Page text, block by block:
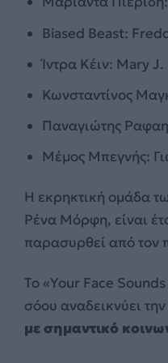
Biased Beast:
Ίντρα Κέιν: Mary
Κωνσταντίνος
Παναγιώτης
Μέμος Μπεγνής:
Η εκρηκτική ομάδα
Ρένα Μόρφη, είναι
παρασυρθεί από τον
Το «Your Face
σόου αναδεικνύει
με σημαντικό